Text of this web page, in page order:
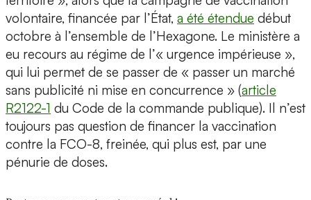
volontaire, financée par l’État, a été étendue début
octobre à l’ensemble de l’Hexagone. Le ministère a
eu recours au régime de l’« urgence impérieuse »,
qui lui permet de se passer de « passer un marché
sans publicité ni mise en concurrence » (article
R2122-1 du Code de la commande publique). Il n’est
toujours pas question de financer la vaccination
contre la FCO-8, freinée, qui plus est, par une
pénurie de doses.